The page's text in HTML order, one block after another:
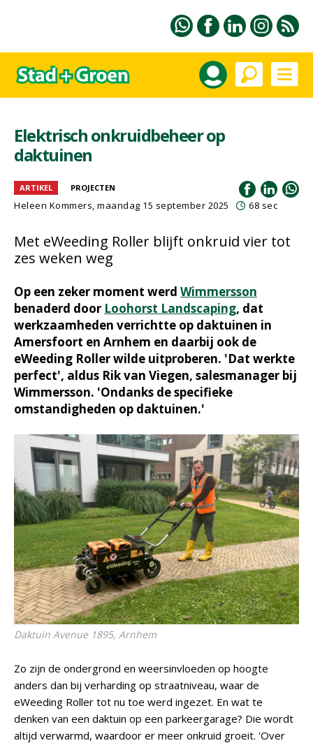
Elektrisch onkruidbeheer op
daktuinen
ARTIKEL PROJECTEN
Heleen Kommers, maandag 15 september 2025 68 sec
Met eWeeding Roller blijft onkruid vier tot
zes weken weg
Op een zeker moment werd Wimmersson
benaderd door Loohorst Landscaping, dat
werkzaamheden verrichtte op daktuinen in
Amersfoort en Arnhem en daarbij ook de
eWeeding Roller wilde uitproberen. 'Dat werkte
perfect', aldus Rik van Viegen, salesmanager bij
Wimmersson. 'Ondanks de specifieke
omstandigheden op daktuinen.'
Daktuin Avenue 1895, Arnhem
Zo zijn de ondergrond en weersinvloeden op hoogte
anders dan bij verharding op straatniveau, waar de
eWeeding Roller tot nu toe werd ingezet. En wat te
denken van een daktuin op een parkeergarage? Die wordt
altijd verwarmd, waardoor er meer onkruid groeit. 'Over